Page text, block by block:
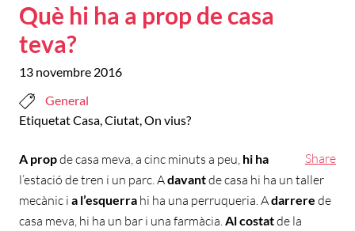
Què hi ha a prop de casa
teva?
13 novembre 2016
General
EtiquetatCasa,Ciutat,On vius?
Share
A propde casa meva, a cinc minuts a peu, hi ha
l’estació de tren i un parc. Adavantde casa hi ha un taller
mecànic i a l’esquerra hi ha una perruqueria. Adarrere de
casa meva, hi ha un bar i una farmàcia. Al costatde la